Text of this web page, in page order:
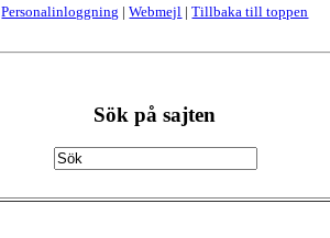
Personalinloggning |Webmejl |Tillbaka till toppen
Sök på sajten